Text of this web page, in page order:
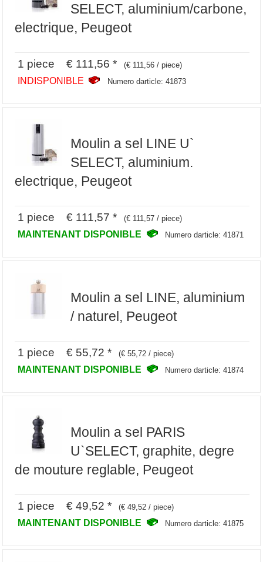
SELECT, aluminium/carbone,
electrique, Peugeot
1 piece € 111,56 * (€ 111,56 / piece)
INDISPONIBLE Numero darticle: 41873
Moulin a sel LINE U`
SELECT, aluminium.
electrique, Peugeot
1 piece € 111,57 * (€ 111,57 / piece)
MAINTENANT DISPONIBLE Numero darticle: 41871
Moulin a sel LINE, aluminium
/ naturel, Peugeot
1 piece € 55,72 * (€ 55,72 / piece)
MAINTENANT DISPONIBLE Numero darticle: 41874
Moulin a sel PARIS
U`SELECT, graphite, degre
de mouture reglable, Peugeot
1 piece € 49,52 * (€ 49,52 / piece)
MAINTENANT DISPONIBLE Numero darticle: 41875